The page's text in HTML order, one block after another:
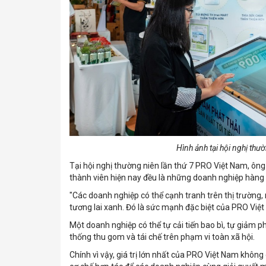
Hình ảnh tại hội nghị
Tại hội nghị thường niên lần thứ 7 PRO Việt Nam,
thành viên hiện nay đều là những doanh nghiệp
"Các doanh nghiệp có thể cạnh tranh trên thị
tương lai xanh. Đó là sức mạnh đặc biệt của PRO Việt
Một doanh nghiệp có thể tự cải tiến bao bì, tự giảm
thống thu gom và tái chế trên phạm vi toàn xã hội.
Chính vì vậy, giá trị lớn nhất của PRO Việt Nam